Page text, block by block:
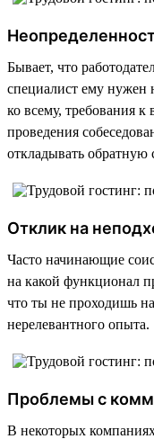
Бывает, что
специалист ему
ко всему, требования к
проведения
откладывать обратную
Отклик на
Часто начинающие
на какой функционал
что ты не проходишь
нерелевантного опыта.
Проблемы с
В некоторых